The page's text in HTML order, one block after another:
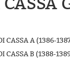
CASSA A (1386-
CASSA B (1388-